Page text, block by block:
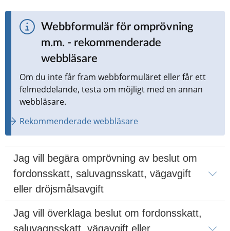
Webbformulär för omprövning
m.m. - rekommenderade
webbläsare
Om du inte får fram webbformuläret eller får ett
felmeddelande, testa om möjligt med en annan
webbläsare.
Rekommenderade webbläsare
Jag vill begära omprövning av beslut om
fordonsskatt, saluvagnsskatt, vägavgift
eller dröjsmålsavgift
Jag vill överklaga beslut om fordonsskatt,
saluvagnsskatt, vägavgift eller